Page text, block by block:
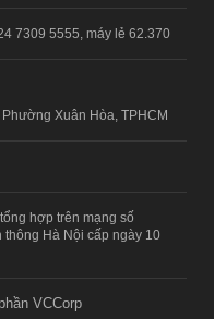
7309 5555, máy lẻ 62.370
Xuân Hòa, TPHCM
hợp trên mạng số
thông Hà Nội cấp ngày 10
VCCorp